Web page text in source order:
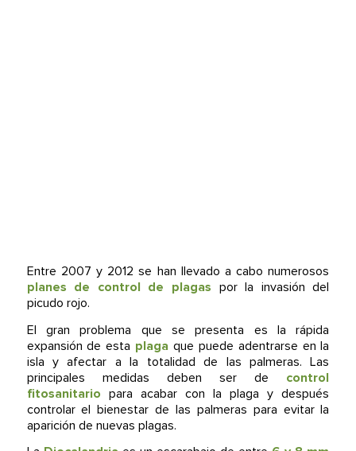
Entre 2007 y 2012 se han llevado a cabo numerosos
planes de control de plagas por la invasión del
picudo rojo.
El gran problema que se presenta es la rápida
expansión de esta plaga que puede adentrarse en la
isla y afectar a la totalidad de las palmeras. Las
principales medidas deben ser de control
fitosanitario para acabar con la plaga y después
controlar el bienestar de las palmeras para evitar la
aparición de nuevas plagas.